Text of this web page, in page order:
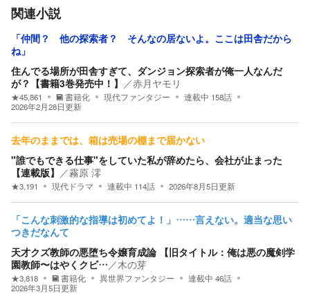
関連小説
「仲間？ 他の探索者？ そんなの居ないよ。ここは田舎だから
ね」
住んでる場所が田舎すぎて、ダンジョン探索者が俺一人なんだ
が？【書籍3巻発売中！】 ／赤月ヤモリ
★45,861 書籍化 現代ファンタジー 連載中 158話
2026年2月28日更新
去年のままでは、箱は売場の棚まで届かない
"誰でもできる仕事"をしていた私が辞めたら、会社が止まった
【連載版】 ／霧原 澪
★3,191 現代ドラマ 連載中 114話 2026年8月5日更新
「こんな刺激的な指導は初めてよ！」……言えない。適当な思い
つきだなんて
天才クズ教師の悪堕ち令嬢育成論 【旧タイトル：俺は悪の魔剣学
園教師〜はやくクビ… ／木の芽
★3,818 書籍化 異世界ファンタジー 連載中 46話
2026年3月5日更新